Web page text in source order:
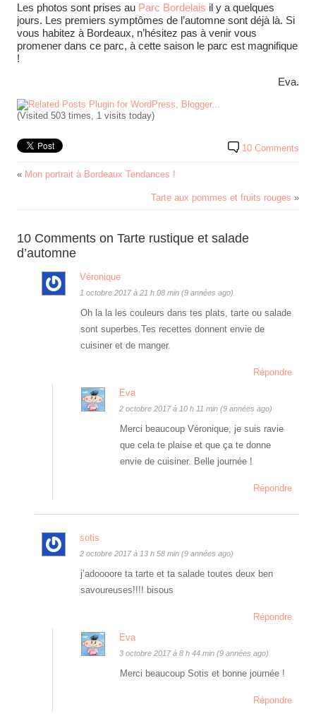
Les photos sont prises au Parc Bordelais il y a quelques
jours. Les premiers symptômes de l’automne sont déjà là. Si
vous habitez à Bordeaux, n’hésitez pas à venir vous
promener dans ce parc, à cette saison le parc est magnifique
!
Eva.
(Visited 503 times, 1 visits today)
10 Comments
« Mon portrait à Bordeaux Tendances !
Tarte aux pommes et fruits rouges »
10 Comments on Tarte rustique et salade
d’automne
Véronique
1 octobre 2017 à 21 h 08 min (9 années ago)
Oh la la les couleurs dans tes plats, tarte ou salade
sont superbes.Tes recettes donnent envie de
cuisiner et de manger.
Répondre
Eva
2 octobre 2017 à 10 h 11 min (9 années ago)
Merci beaucoup Véronique, je suis ravie
que cela te plaise et que ça te donne
envie de cuisiner. Belle journée !
Répondre
sotis
2 octobre 2017 à 13 h 58 min (9 années ago)
j’adoooore ta tarte et ta salade toutes deux ben
savoureuses!!!! bisous
Répondre
Eva
3 octobre 2017 à 8 h 44 min (9 années ago)
Merci beaucoup Sotis et bonne journée !
Répondre